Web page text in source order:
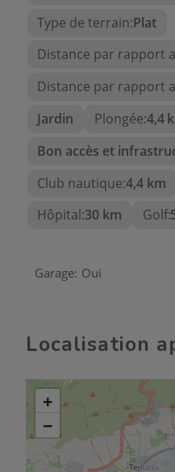
multiples
Situation
A seulement 8
connue pour ses
plaisance, restaurants
De plus, la propriété
les services et à
Collège International
Une villa
renoncer à la
et de tous les
Type de terrain:Plat
Distance par rapport
Distance par rapport
Jardin
Plongée:4,4
Bon accès et
Club nautique:4,4 km
Hôpital:30 km Golf:
Garage: Oui
Localisation
+
−